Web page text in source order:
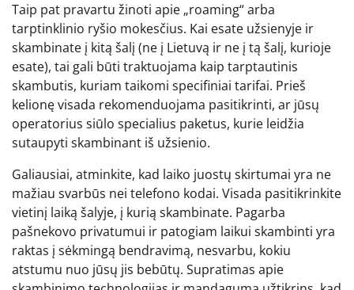
Taip pat pravartu žinoti apie „roaming“ arba
tarptinklinio ryšio mokesčius. Kai esate užsienyje ir
skambinate į kitą šalį (ne į Lietuvą ir ne į tą šalį, kurioje
esate), tai gali būti traktuojama kaip tarptautinis
skambutis, kuriam taikomi specifiniai tarifai. Prieš
kelionę visada rekomenduojama pasitikrinti, ar jūsų
operatorius siūlo specialius paketus, kurie leidžia
sutaupyti skambinant iš užsienio.
Galiausiai, atminkite, kad laiko juostų skirtumai yra ne
mažiau svarbūs nei telefono kodai. Visada pasitikrinkite
vietinį laiką šalyje, į kurią skambinate. Pagarba
pašnekovo privatumui ir patogiam laikui skambinti yra
raktas į sėkmingą bendravimą, nesvarbu, kokiu
atstumu nuo jūsų jis bebūtų. Supratimas apie